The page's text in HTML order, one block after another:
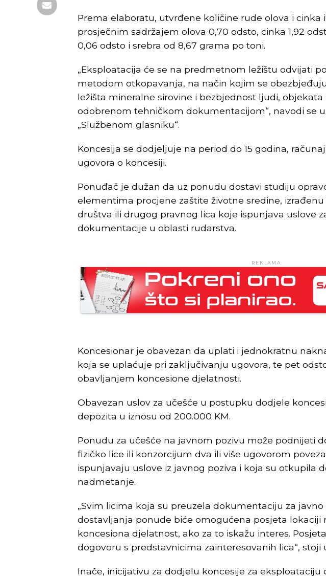
Prema elaboratu, utvrđene količine rude olova i cinka
prosječnim sadržajem olova 0,70 odsto, cinka 1,92
0,06 odsto i srebra od 8,67 grama po toni.
„Eksploatacija će se na predmetnom ležištu odvijati
metodom otkopavanja, na način kojim se
ležišta mineralne sirovine i bezbjednost ljudi, objekata
odobrenom tehničkom dokumentacijom“, navodi se
„Službenom glasniku“.
Koncesija se dodjeljuje na period do 15 godina,
ugovora o koncesiji.
Ponuđač je dužan da uz ponudu dostavi studiju
elementima procjene zaštite životne sredine,
društva ili drugog pravnog lica koje ispunjava uslove
dokumentacije u oblasti rudarstva.
REKLAMA
Koncesionar je obavezan da uplati i jednokratnu
koja se uplaćuje pri zaključivanju ugovora, te pet
obavljanjem koncesione djelatnosti.
Obavezan uslov za učešće u postupku dodjele
depozita u iznosu od 200.000 KM.
Ponudu za učešće na javnom pozivu može podnijeti
fizičko lice ili konzorcijum dva ili više ugovorom
ispunjavaju uslove iz javnog poziva i koja su otkupila
nadmetanje.
„Svim licima koja su preuzela dokumentaciju za
dostavljanja ponude biće omogućena posjeta lokaciji
koncesiona djelatnost, ako za to iskažu interes.
dogovoru s predstavnicima zainteresovanih lica“, stoji
Inače, inicijativu za dodjelu koncesije za eksploataciju